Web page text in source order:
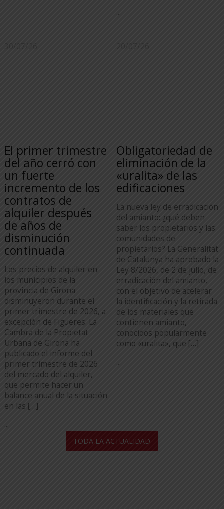
...
30/07/26
El primer trimestre
del año cerró con
un fuerte
incremento de los
contratos de
alquiler después
de años de
disminución
continuada
Los precios de alquiler en
los municipios de la
provincia de Girona
disminuyeron durante el
primer trimestre de 2026, a
excepción de Figueres. La
Cambra de la Propietat
Urbana de Girona ha
publicado el informe del
primer trimestre de 2026
del mercado del alquiler,
que permite hacer un
balance anual de la situación
en las […]
...
20/07/26
Obligatoriedad de
eliminación de la
«uralita» de las
edificaciones
La nueva ley de erradicación
del amianto: ¿qué deben
saber los propietarios y las
comunidades de
propietarios? La Generalitat
de Catalunya ha aprobado la
Ley 8/2026, de 2 de julio, de
erradicación del amianto,
con el objetivo de acelerar
la identificación y la retirada
de los materiales que
contienen amianto,
conocidos popularmente
como «uralita», que […]
...
TODA LA ACTUALIDAD